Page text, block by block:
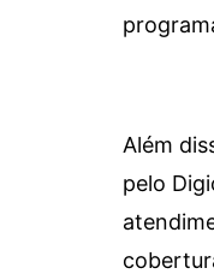
Além
pelo